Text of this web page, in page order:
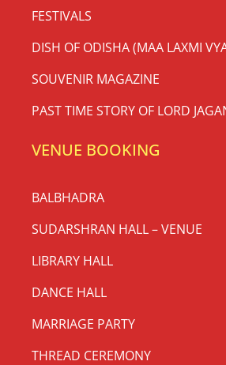
FESTIVALS
DISH OF ODISHA (MAA LAXMI
SOUVENIR MAGAZINE
PAST TIME STORY OF LORD
VENUE BOOKING
BALBHADRA
SUDARSHRAN HALL – VENUE
LIBRARY HALL
DANCE HALL
MARRIAGE PARTY
THREAD CEREMONY